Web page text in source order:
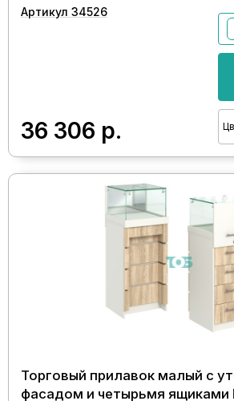
Артикул 34526
36 306 р.
Торговый прилавок малый с
фасадом и четырьмя